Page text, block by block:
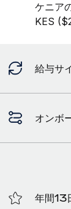
ケニア
KES
給与サ
オンボ
年間13